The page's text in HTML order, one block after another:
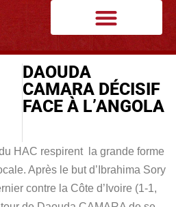
DAOUDA
CAMARA DÉCISIF
FACE À L’ANGOLA
HAC respirent la grande forme
Après le but d’Ibrahima Sory
contre la Côte d’Ivoire (1-1,